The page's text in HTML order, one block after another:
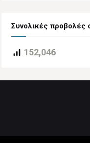
Συνολικές προβολές
152,046